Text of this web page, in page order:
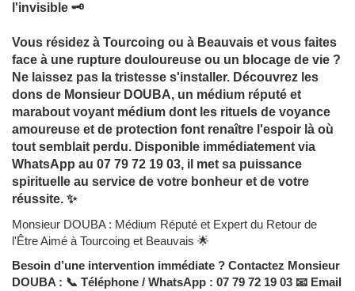
l'invisible 🗝️
Vous résidez à Tourcoing ou à Beauvais et vous faites
face à une rupture douloureuse ou un blocage de vie ?
Ne laissez pas la tristesse s'installer. Découvrez les
dons de Monsieur DOUBA, un médium réputé et
marabout voyant médium dont les rituels de voyance
amoureuse et de protection font renaître l'espoir là où
tout semblait perdu. Disponible immédiatement via
WhatsApp au 07 79 72 19 03, il met sa puissance
spirituelle au service de votre bonheur et de votre
réussite. ✨
Monsieur DOUBA : Médium Réputé et Expert du Retour de
l'Être Aimé à Tourcoing et Beauvais 🌟
Besoin d’une intervention immédiate ? Contactez Monsieur
DOUBA : 📞 Téléphone / WhatsApp : 07 79 72 19 03 📧 Email